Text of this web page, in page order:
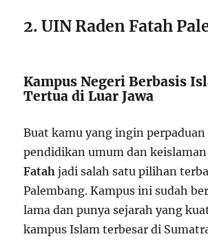
2. UIN Raden Fatah
Kampus Negeri Berbasis
Tertua di Luar Jawa
Buat kamu yang ingin
pendidikan umum dan
Fatah jadi salah satu pilihan
Palembang. Kampus ini sudah
lama dan punya sejarah yang
kampus Islam terbesar di